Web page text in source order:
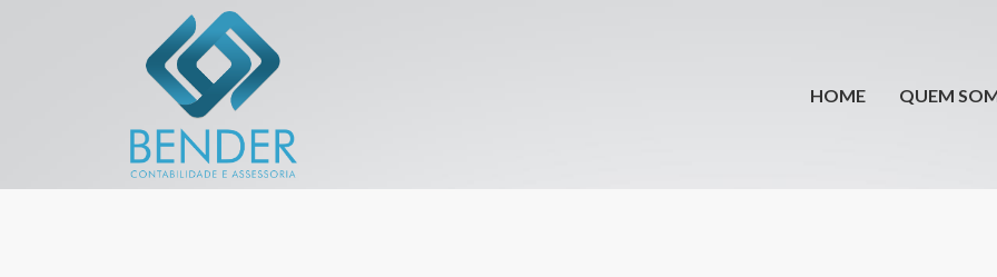
HOME QUEM